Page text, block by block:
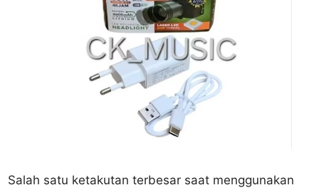
Salah satu ketakutan terbesar saat menggunakan